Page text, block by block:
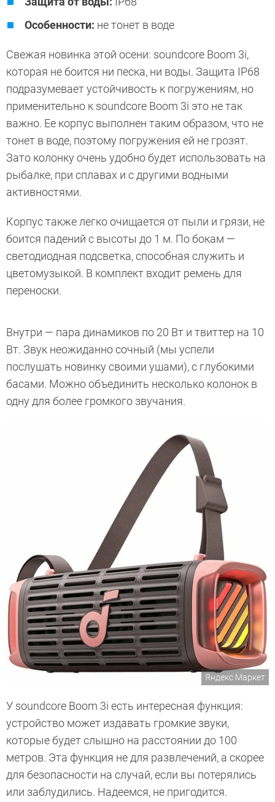
Особенности: не тонет в воде
Свежая новинка этой осени: soundcore Boom 3i,
которая не боится ни песка, ни воды. Защита IP68
подразумевает устойчивость к погружениям, но
применительно к soundcore Boom 3i это не так
важно. Ее корпус выполнен таким образом, что не
тонет в воде, поэтому погружения ей не грозят.
Зато колонку очень удобно будет использовать на
рыбалке, при сплавах и с другими водными
активностями.
Корпус также легко очищается от пыли и грязи, не
боится падений с высоты до 1 м. По бокам —
светодиодная подсветка, способная служить и
цветомузыкой. В комплект входит ремень для
переноски.
Внутри — пара динамиков по 20 Вт и твиттер на 10
Вт. Звук неожиданно сочный (мы успели
послушать новинку своими ушами), с глубокими
басами. Можно объединить несколько колонок в
одну для более громкого звучания.
Яндекс Маркет
У soundcore Boom 3i есть интересная функция:
устройство может издавать громкие звуки,
которые будет слышно на расстоянии до 100
метров. Эта функция не для развлечений, а скорее
для безопасности на случай, если вы потерялись
или заблудились. Надеемся, не пригодится.